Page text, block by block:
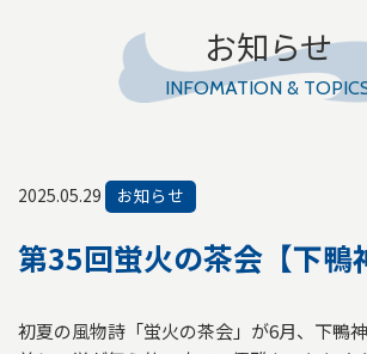
お知らせ
INFOMATION &
2025.05.29 お知らせ
第35回蛍火の茶会【下鴨
初夏の風物詩「蛍火の茶会」が6月、下鴨